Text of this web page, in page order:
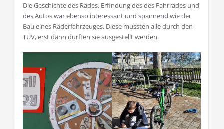
Die Geschichte des Rades, Erfindung des des Fahrrades und
des Autos war ebenso interessant und spannend wie der
Bau eines Räderfahrzeuges. Diese mussten alle durch den
TÜV, erst dann durften sie ausgestellt werden.